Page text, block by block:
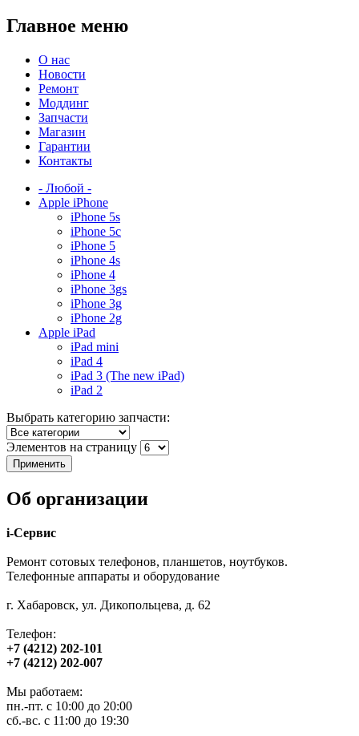
Главное меню
О нас
Новости
Ремонт
Моддинг
Запчасти
Магазин
Гарантии
Контакты
- Любой -
Apple iPhone
iPhone 5s
iPhone 5c
iPhone 5
iPhone 4s
iPhone 4
iPhone 3gs
iPhone 3g
iPhone 2g
Apple iPad
iPad mini
iPad 4
iPad 3 (The new iPad)
iPad 2
Выбрать категорию запчасти:
Элементов на страницу
Об организации
i-Сервис
Ремонт сотовых телефонов, планшетов, ноутбуков.
Телефонные аппараты и оборудование
г. Хабаровск, ул. Дикопольцева, д. 62
Телефон:
+7 (4212) 202-101
+7 (4212) 202-007
Мы работаем:
пн.-пт. с 10:00 до 20:00
сб.-вс. с 11:00 до 19:30